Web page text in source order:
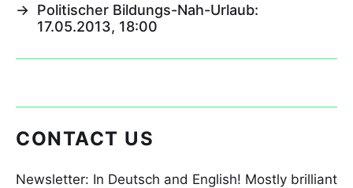
→ Politischer Bildungs-Nah-Urlaub:
17.05.2013, 18:00
CONTACT US
Newsletter: In Deutsch and English! Mostly brilliant